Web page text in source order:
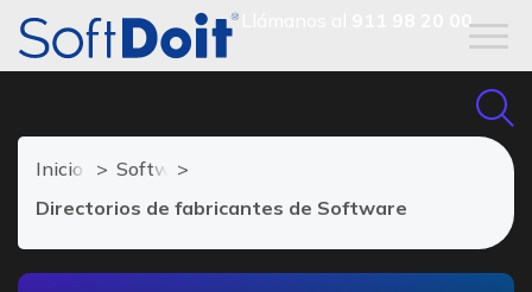
911 98 20 00
Inicio
Software Control Horario
Directorios de fabricantes de Software